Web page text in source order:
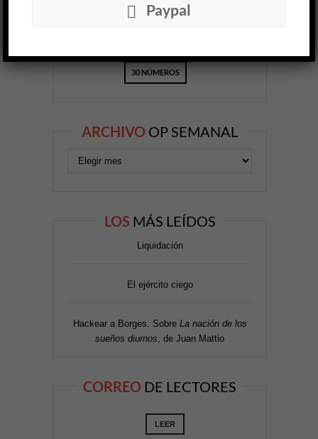
30 NÚMEROS
ARCHIVO OP SEMANAL
LOS MÁS LEÍDOS
Liquidación
El ejército ciego
Hackear a Borges. Sobre La nación de los
sueños diurnos , de Juan Mattio
CORREO DE LECTORES
LEER
Paypal